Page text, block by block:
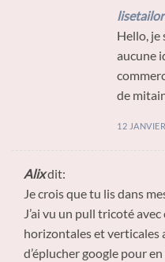
lisetailor
Hello, je
aucune
de
12
Alixdit:
Je crois que tu lis dans
J’ai vu un pull tricoté
horizontales et verticales
d’éplucher google pour